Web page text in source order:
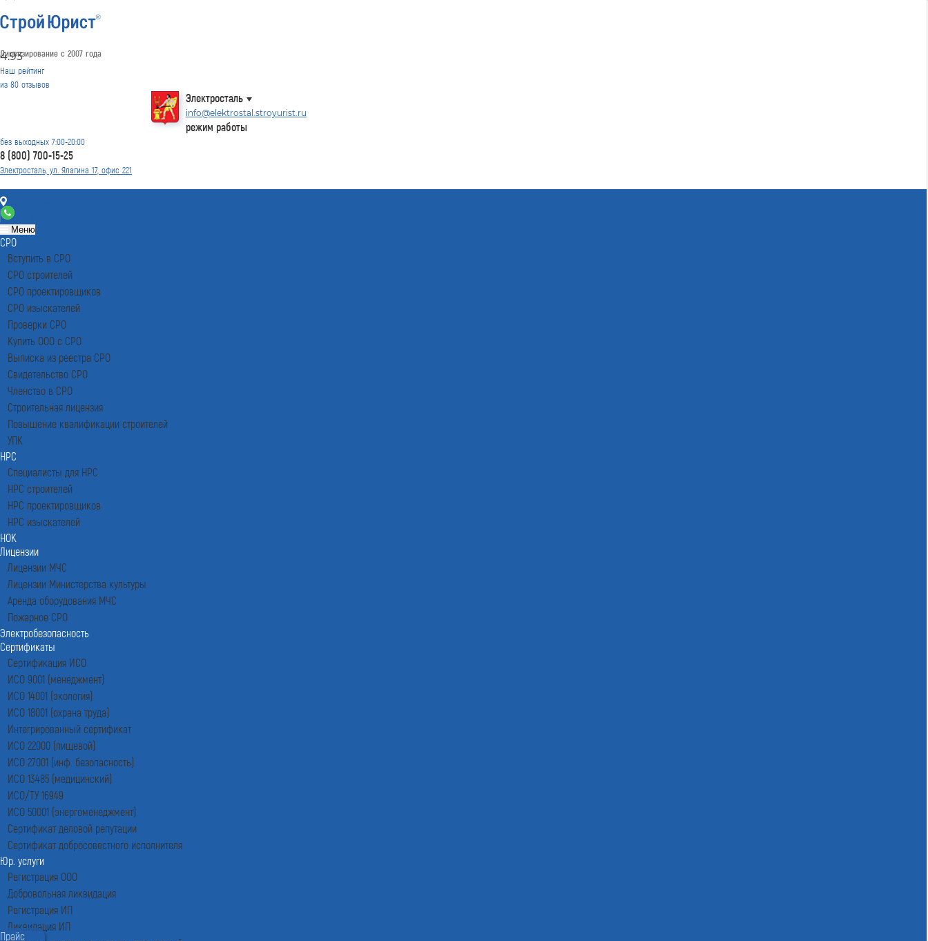
Лицензирование с 2007 года
4.93
Наш рейтинг
из 80 отзывов
Электросталь
info@elektrostal.stroyurist.ru
режим работы
без выходных 7:00-20:00
8 (800) 700-15-25
Электросталь, ул. Ялагина 17, офис 221
Контакты
Меню
СРО
Вступить в СРО
СРО строителей
СРО проектировщиков
СРО изыскателей
Проверки СРО
Купить ООО с СРО
Выписка из реестра СРО
Свидетельство СРО
Членство в СРО
Строительная лицензия
Повышение квалификации строителей
УПК
НРС
Специалисты для НРС
НРС строителей
НРС проектировщиков
НРС изыскателей
НОК
Лицензии
Лицензии МЧС
Лицензии Министерства культуры
Аренда оборудования МЧС
Пожарное СРО
Электробезопасность
Сертификаты
Сертификация ИСО
ИСО 9001 (менеджмент)
ИСО 14001 (экология)
ИСО 18001 (охрана труда)
Интегрированный сертификат
ИСО 22000 (пищевой)
ИСО 27001 (инф. безопасность)
ИСО 13485 (медицинский)
ИСО/ТУ 16949
ИСО 50001 (энергоменеджмент)
Сертификат деловой репутации
Сертификат добросовестного исполнителя
Юр. услуги
Регистрация ООО
Добровольная ликвидация
Регистрация ИП
Ликвидация ИП
Прайс